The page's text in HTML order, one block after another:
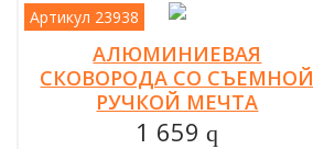
Артикул 23938
АЛЮМИНИЕВАЯ
СКОВОРОДА СО СЪЕМНОЙ
РУЧКОЙ МЕЧТА
1 659q